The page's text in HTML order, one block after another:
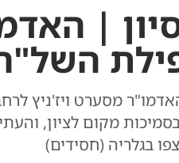
|
מסערט ויז'ניץ
מקום לציון,
בגלריה (חסידים)